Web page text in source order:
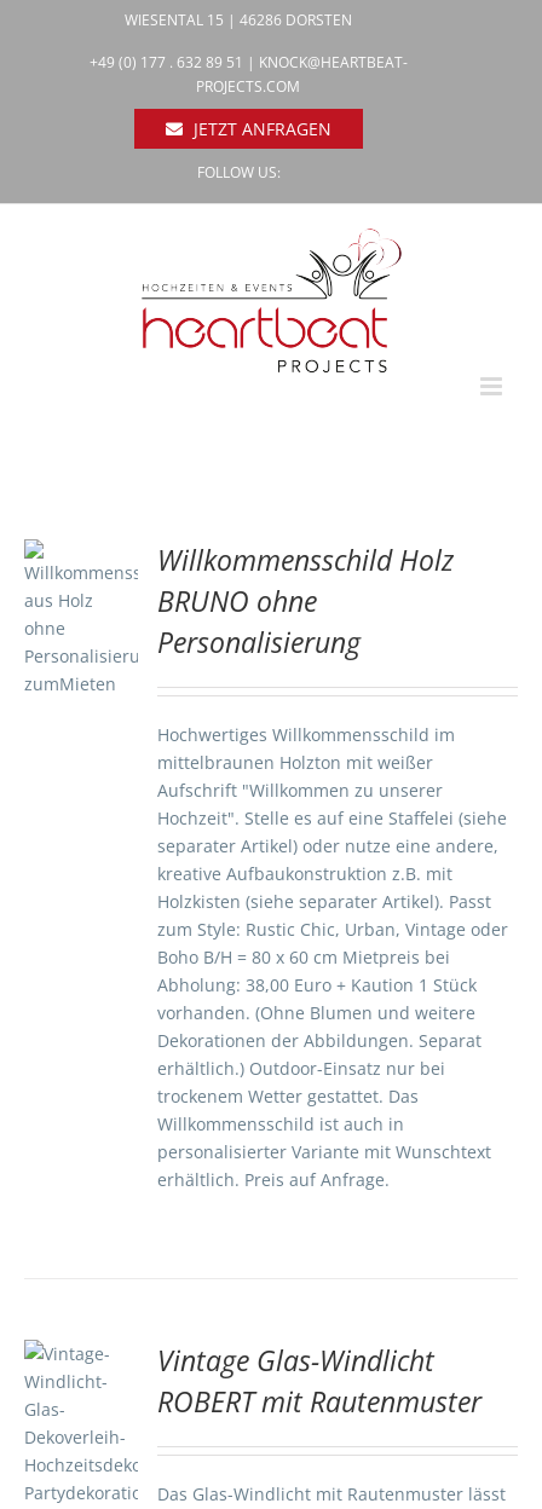
WIESENTAL 15 | 46286 DORSTEN
+49 (0) 177 . 632 89 51 | KNOCK@HEARTBEAT-
PROJECTS.COM
JETZT ANFRAGEN
FOLLOW US:
Willkommensschild Holz
BRUNO ohne
Personalisierung
Hochwertiges Willkommensschild im
mittelbraunen Holzton mit weißer
Aufschrift "Willkommen zu unserer
Hochzeit". Stelle es auf eine Staffelei (siehe
separater Artikel) oder nutze eine andere,
kreative Aufbaukonstruktion z.B. mit
Holzkisten (siehe separater Artikel). Passt
zum Style: Rustic Chic, Urban, Vintage oder
Boho B/H = 80 x 60 cm Mietpreis bei
Abholung: 38,00 Euro + Kaution 1 Stück
vorhanden. (Ohne Blumen und weitere
Dekorationen der Abbildungen. Separat
erhältlich.) Outdoor-Einsatz nur bei
trockenem Wetter gestattet. Das
Willkommensschild ist auch in
personalisierter Variante mit Wunschtext
erhältlich. Preis auf Anfrage.
Vintage Glas-Windlicht
ROBERT mit Rautenmuster
Das Glas-Windlicht mit Rautenmuster lässt